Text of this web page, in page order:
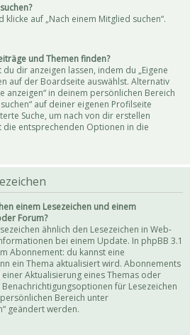
klicke auf „Nach einem Mitglied suchen“.
und Themen finden?
dir anzeigen lassen, indem du „Eigene
auf der Boardseite auswählst. Alternativ
anzeigen“ in deinem persönlichen Bereich
auf deiner eigenen Profilseite
Suche, um nach von dir erstellen
die entsprechenden Optionen in die
einem Lesezeichen und einem
Forum?
ähnlich den Lesezeichen in Web-
bei einem Update. In phpBB 3.1
Abonnement: du kannst eine
ein Thema aktualisiert wird. Abonnements
Aktualisierung eines Themas oder
für Lesezeichen
Bereich unter
geändert werden.